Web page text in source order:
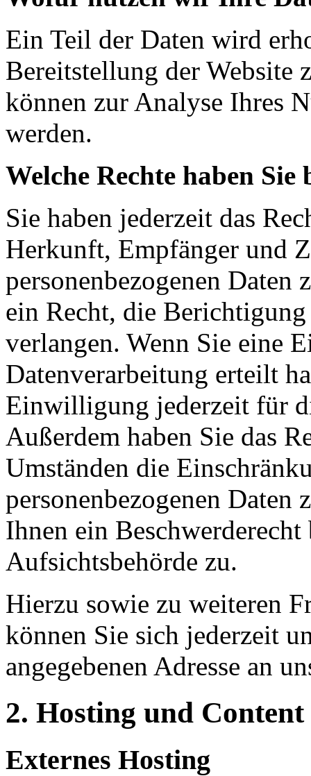
Ein Teil der Daten wird
Bereitstellung der Website
können zur Analyse Ihres
werden.
Welche Rechte haben
Sie haben jederzeit das
Herkunft, Empfänger und
personenbezogenen Daten
ein Recht, die
verlangen. Wenn Sie eine
Datenverarbeitung erteilt
Einwilligung jederzeit für
Außerdem haben Sie das
Umständen die
personenbezogenen Daten
Ihnen ein
Aufsichtsbehörde zu.
Hierzu sowie zu weiteren
können Sie sich jederzeit
angegebenen Adresse an
2. Hosting und
Externes Hosting